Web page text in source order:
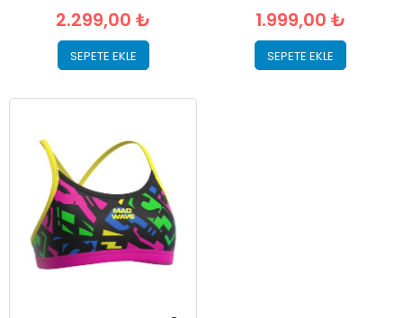
2.299,00 ₺
SEPETE EKLE
1.999,00 ₺
SEPETE EKLE